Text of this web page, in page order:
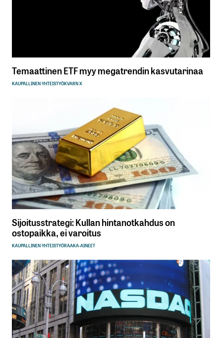
Temaattinen ETF myy megatrendin kasvutarinaa
KAUPALLINEN YHTEISTYÖKVARN X
Sijoitusstrategi: Kullan hintanotkahdus on
ostopaikka, ei varoitus
KAUPALLINEN YHTEISTYÖRAAKA-AINEET